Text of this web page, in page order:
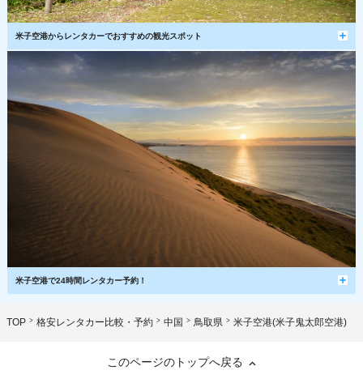
米子空港からレンタカーでおすすめの観光スポット
米子空港で24時間レンタカー予約！
TOP 格安レンタカー比較・予約 中国 鳥取県 米子空港(米子鬼太郎空港)
このページのトップへ戻る